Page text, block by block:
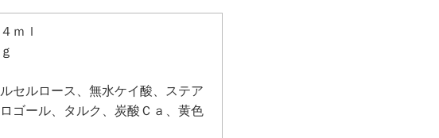
ｍｌ
セルロース、無水ケイ酸、ステア
ゴール、タルク、炭酸Ｃａ、黄色